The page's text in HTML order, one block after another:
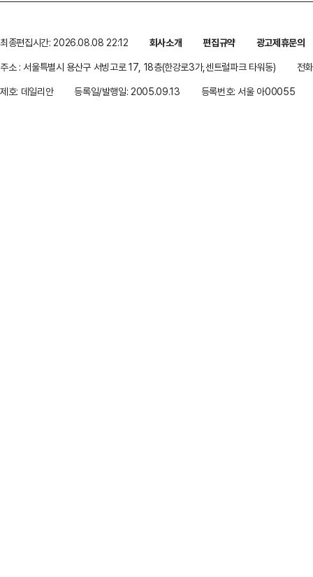
최종편집시간: 2026.08.08 22:12 회사소개 편집규약
광고제휴문의
주소 : 서울특별시 용산구 서빙고로 17, 18층(한강로3가,센트럴파크 타워동)
전
제호: 데일리안
등록일/발행일: 2005.09.13 등록번호: 서울 아00055